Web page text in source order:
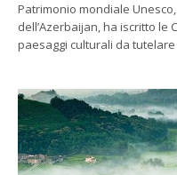
Patrimonio mondiale
dell’Azerbaijan, ha iscritto le
paesaggi culturali da